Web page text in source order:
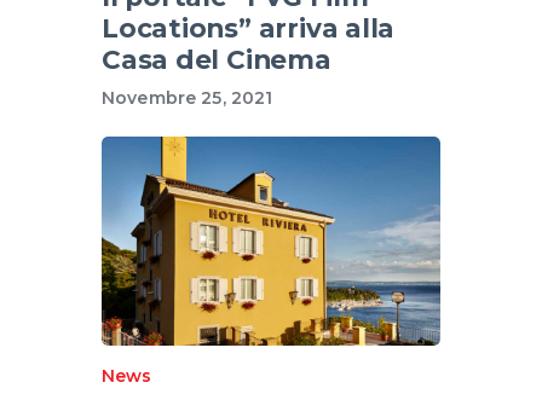
Locations” arriva alla
Casa del Cinema
Novembre 25, 2021
News